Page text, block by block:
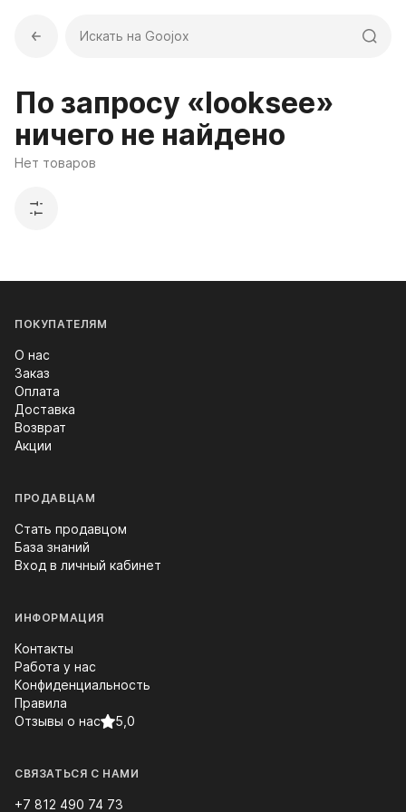
Искать на Goojox
По запросу «looksee»
ничего не найдено
Нет товаров
ПОКУПАТЕЛЯМ
О нас
Заказ
Оплата
Доставка
Возврат
Акции
ПРОДАВЦАМ
Стать продавцом
База знаний
Вход в личный кабинет
ИНФОРМАЦИЯ
Контакты
Работа у нас
Конфиденциальность
Правила
Отзывы о нас
5,0
СВЯЗАТЬСЯ С НАМИ
+7 812 490 74 73